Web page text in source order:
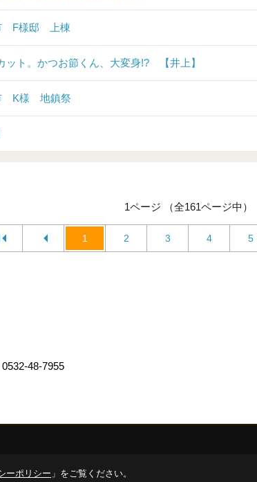
F様邸 上棟
ット。かつお節くん、大変身!? 【井上】
K様 地鎮祭
1ページ （全161ページ中）
1 2 3 4 5
48-7955
ーポリシー 」をご覧ください。